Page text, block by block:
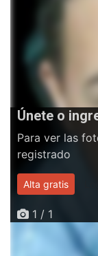
Únete o
Para ver las
registrado
Alta gratis
1 / 1